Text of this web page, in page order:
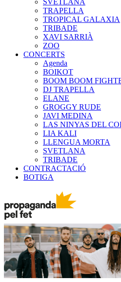
SVETLANA
TRAPELLA
TROPICAL GALAXIA
TRIBADE
XAVI SARRIÀ
ZOO
CONCERTS
Agenda
BOIKOT
BOOM BOOM
DJ TRAPELLA
ELANE
GROGGY RUDE
JAVI MEDINA
LAS NINYAS DEL
LIA KALI
LLENGUA MORTA
SVETLANA
TRIBADE
CONTRACTACIÓ
BOTIGA